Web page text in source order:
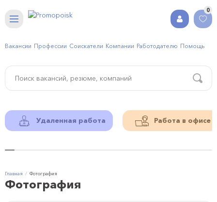
0
Вакансии Профессии Соискатели Компании Работодателю Помощь
Удаленная работа Работа в офисе
Главная Фотография
Фотография